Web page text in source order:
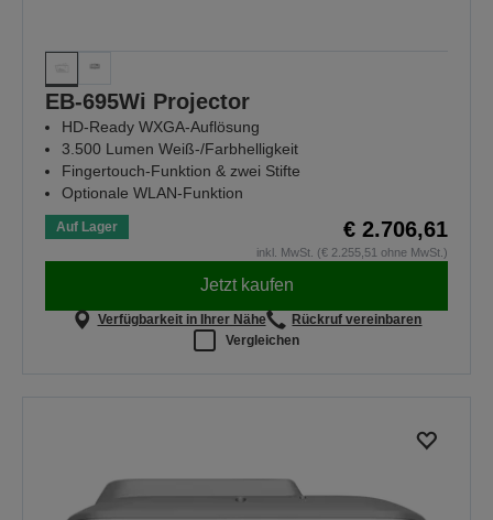
EB-695Wi Projector
HD-Ready WXGA-Auflösung
3.500 Lumen Weiß-/Farbhelligkeit
Fingertouch-Funktion & zwei Stifte
Optionale WLAN-Funktion
Auf Lager € 2.706,61
inkl. MwSt. (€ 2.255,51 ohne MwSt.)
Jetzt kaufen
Verfügbarkeit in Ihrer Nähe
Rückruf vereinbaren
Vergleichen